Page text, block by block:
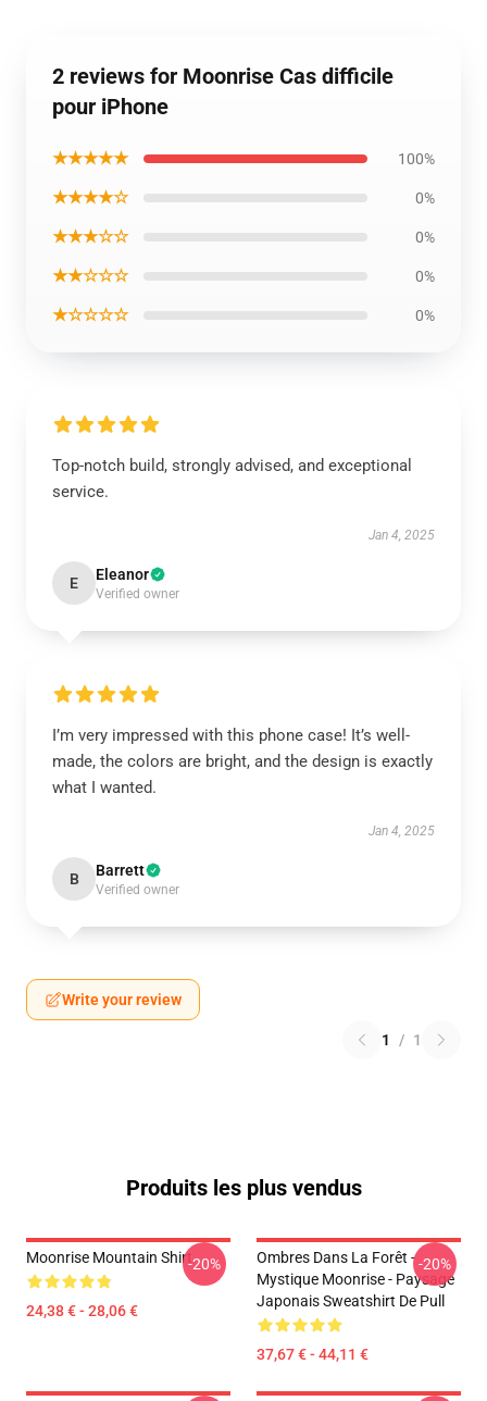
2 reviews for Moonrise Cas difficile
pour iPhone
★★★★★ 100%
★★★★☆ 0%
★★★☆☆ 0%
★★☆☆☆ 0%
★☆☆☆☆ 0%
Top-notch build, strongly advised, and exceptional
service.
Jan 4, 2025
E Eleanor
Verified owner
I’m very impressed with this phone case! It’s well-
made, the colors are bright, and the design is exactly
what I wanted.
Jan 4, 2025
B Barrett
Verified owner
Write your review
1 / 1
Produits les plus vendus
Moonrise Mountain Shirt
24,38 € - 28,06 €
-20%
Ombres Dans La Forêt -
Mystique Moonrise - Paysage
Japonais Sweatshirt De Pull
37,67 € - 44,11 €
-20%